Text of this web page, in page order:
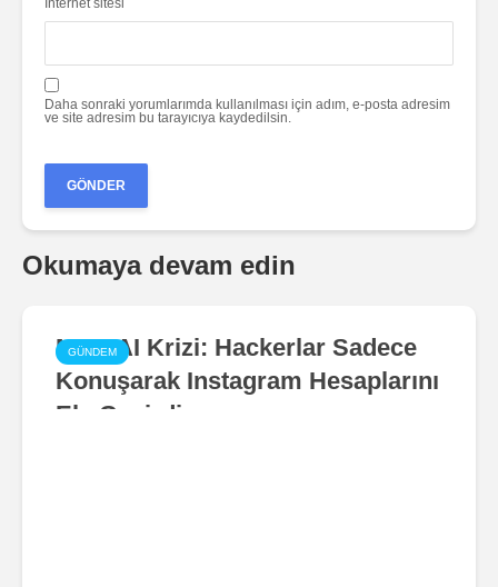
İnternet sitesi
Daha sonraki yorumlarımda kullanılması için adım, e-posta adresim
ve site adresim bu tarayıcıya kaydedilsin.
Okumaya devam edin
GÜNDEM
Meta AI Krizi: Hackerlar Sadece
Konuşarak Instagram Hesaplarını
Ele Geçirdi